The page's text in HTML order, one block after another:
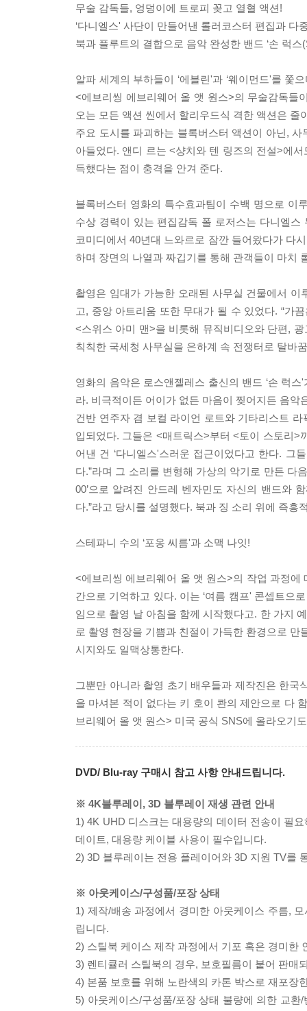
무술 감독들, 엉덩이에 트로피 꽂고 열혈 액션!
‘다니엘스' 사단이 만들어낸 롤러코스터 편집과 다
북과 플루트의 결합으로 음악 완성한 밴드 ‘손 럭스
알파 세계의 부하들이 ‘에블린'과 ‘웨이먼드'를
<에브리씽 에브리웨어 올 앳 원스>의 무술감독들
오는 모든 액션 씬에서 할리우드식 격한 액션은
주요 도시를 파괴하는 블록버스터 액션이 아닌,
아들었다. 앤디 르는 <샹치와 텐 링즈의 전설>에
득했다는 점이 충격을 안겨 준다.
블록버스터 영화의 특수효과팀이 수백 명으로 이
수상 경력이 있는 편집감독 폴 로저스는 다니엘스
코미디에서 40년대 느와르로 잠깐 들어왔다가 다
하며 장면의 나열과 짜깁기를 통해 관객들이 마치
촬영은 임대가 가능한 오래된 사무실 건물에서
고, 중앙 아트리움 또한 무대가 될 수 있었다. “가
<스위스 아미 맨>을 비롯해 뮤직비디오와 단편,
칙칙한 국세청 사무실을 은하계 속 전쟁터로 탈바
영화의 음악은 로스앤젤레스 출신의 밴드 ‘손 럭
라. 비극적이든 어이가 없든 마음이 찢어지든 음
건반 연주자 겸 보컬 라이언 로트와 기타리스트
입되었다. 그들은 <매트릭스>부터 <토이 스토리
어낸 건 ‘다니엘스'스러운 접근이었다고 한다. 그
다.”라며 그 소리를 변형해 가상의 악기로 만든 다
00’으로 알려진 안드레 벤자민도 자신의 밴드와
다.”라고 당시를 설명했다. 북과 징 소리 위에 즉
스테파니 수의 ‘포옹 씨름'과 소맥 나잇!
<에브리씽 에브리웨어 올 앳 원스>의 작업 과정
간으로 기억하고 있다. 이는 ‘여름 캠프' 콘셉트으
임으로 촬영 날 아침을 함께 시작했다고. 한 가지
로 촬영 현장을 기쁨과 친절이 가득한 환경으로
시지와도 일맥상통한다.
그뿐만 아니라 촬영 초기 배우들과 제작진은 한
을 마셔본 적이 없다는 키 호이 콴의 제안으로 다
브리웨어 올 앳 원스> 미국 공식 SNS에 올라오기
DVD/ Blu-ray 구매시 참고 사항 안내드립니다.
※ 4K블루레이, 3D 블루레이 재생 관련 안내
1) 4K UHD 디스크는 대용량의 데이터 전송이 필
데이트, 대용량 케이블 사용이 필수입니다.
2) 3D 블루레이는 전용 플레이어와 3D 지원 TV를
※ 아웃케이스/구성품/포장 상태
1) 제작/배송 과정에서 경미한 아웃케이스 주름,
립니다.
2) 스틸북 케이스 제작 과정에서 기포 혹은 경미한
3) 렌티큘러 스틸북의 경우, 보호필름이 붙어 판매
4) 본품 보호를 위해 노란색의 카톤 박스로 재포장
5) 아웃케이스/구성품/포장 상태 불량에 의한 교